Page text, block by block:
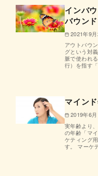
インバ
バウン
2021年9月
アウトバウ
グという対
脈で使われ
行）を指す
マイン
2019年6月
実年齢より
の年齢「マ
ケティング
す。 マーケ